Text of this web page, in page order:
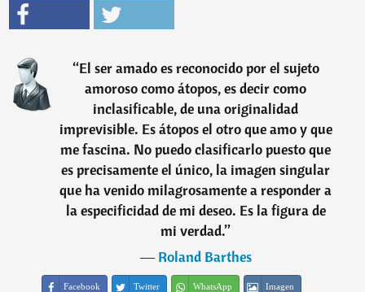
“El ser amado es reconocido por el sujeto
amoroso como átopos, es decir como
inclasificable, de una originalidad
imprevisible. Es átopos el otro que amo y que
me fascina. No puedo clasificarlo puesto que
es precisamente el único, la imagen singular
que ha venido milagrosamente a responder a
la especificidad de mi deseo. Es la figura de
mi verdad.”
―Roland Barthes
Facebook Twitter WhatsApp Imagen